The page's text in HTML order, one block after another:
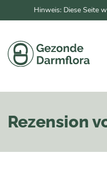
Hinweis: Diese Seite
Rezension